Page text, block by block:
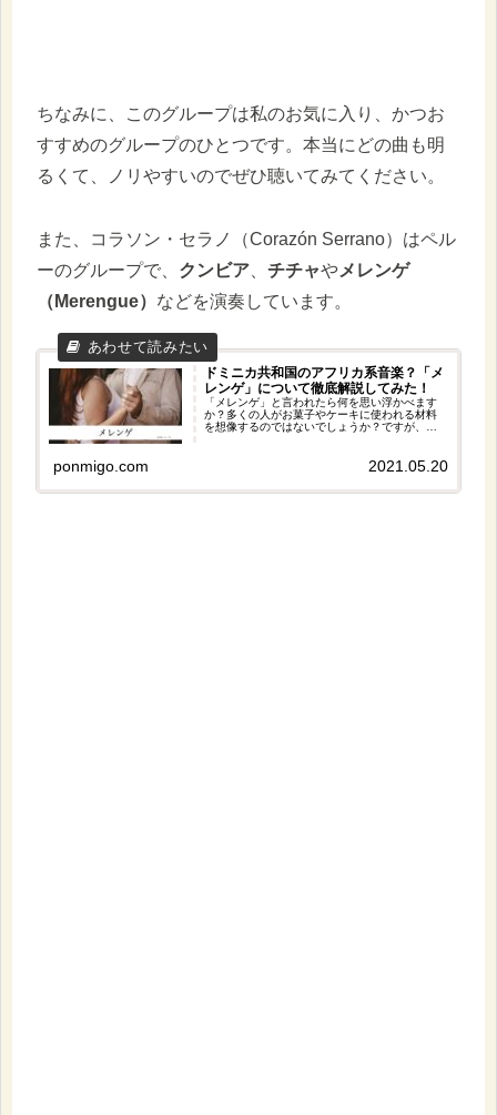
ちなみに、このグループは私のお気に入り、かつお
すすめのグループのひとつです。本当にどの曲も明
るくて、ノリやすいのでぜひ聴いてみてください。
また、コラソン・セラノ（Corazón Serrano）はペル
ーのグループで、 クンビア チチャやメレンゲ
（Merengue） などを演奏しています。
ドミニカ共和国のアフリカ系音楽？「メ
レンゲ」について徹底解説してみた！
「メレンゲ」と言われたら何を思い浮かべます
か？多くの人がお菓子やケーキに使われる材料
を想像するのではないでしょうか？ですが、今
いうことで、日本ではまだあまり浸透していな
いメレンゲを徹底解説してみました。
ponmigo.com 2021.05.20